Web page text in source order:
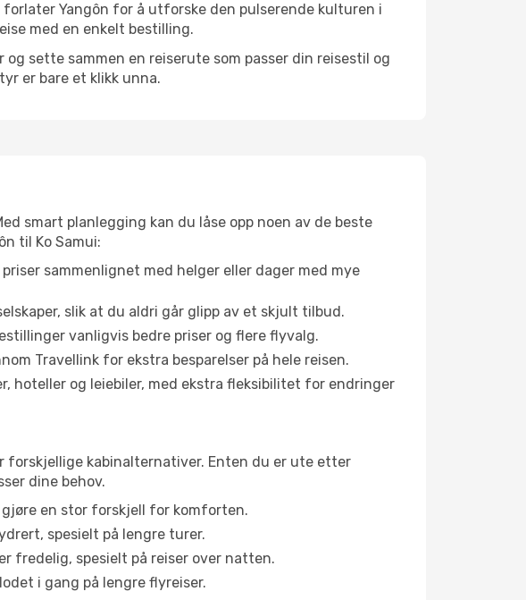
Yangôn for å utforske den pulserende kulturen i
med en enkelt bestilling.
sette sammen en reiserute som passer din reisestil og
er bare et klikk unna.
smart planlegging kan du låse opp noen av de beste
til Ko Samui:
sammenlignet med helger eller dager med mye
slik at du aldri går glipp av et skjult tilbud.
vanligvis bedre priser og flere flyvalg.
Travellink for ekstra besparelser på hele reisen.
hoteller og leiebiler, med ekstra fleksibilitet for endringer
forskjellige kabinalternativer. Enten du er ute etter
dine behov.
gjøre en stor forskjell for komforten.
spesielt på lengre turer.
fredelig, spesielt på reiser over natten.
i gang på lengre flyreiser.